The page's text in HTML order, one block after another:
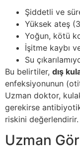
Şiddetli ve
Yüksek ateş
Yoğun, kötü
İşitme kaybı
Su
Bu belirtiler, dış
enfeksiyonunun
Uzman doktor,
gerekirse
riskini değerlendirir.
Uzman